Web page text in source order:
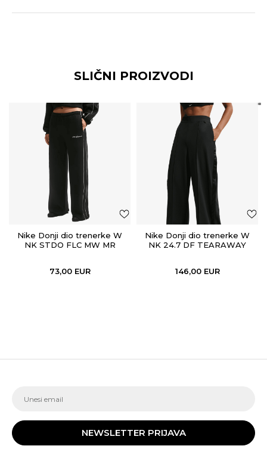
SLIČNI PROIZVODI
Nike Donji dio trenerke W
NK STDO FLC MW MR
73,00 EUR
Nike Donji dio trenerke W
NK 24.7 DF TEARAWAY
146,00 EUR
NEWSLETTER PRIJAVA